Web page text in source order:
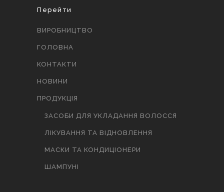
Перейти
ВИРОБНИЦТВО
ГОЛОВНА
КОНТАКТИ
НОВИНИ
ПРОДУКЦІЯ
ЗАСОБИ ДЛЯ УКЛАДАННЯ ВОЛОССЯ
ЛІКУВАННЯ ТА ВІДНОВЛЕННЯ
МАСКИ ТА КОНДИЦІОНЕРИ
ШАМПУНІ